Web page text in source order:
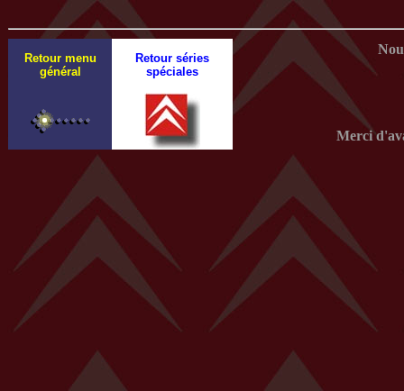
Retour menu
général
Retour séries
spéciales
Merci